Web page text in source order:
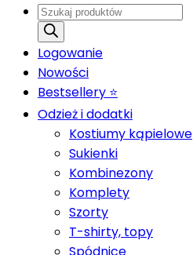
Wyszukiwarka
produktów
Logowanie
Nowości
Bestsellery ⭐️
Odzież i dodatki
Kostiumy kąpielowe
Sukienki
Kombinezony
Komplety
Szorty
T-shirty, topy
Spódnice